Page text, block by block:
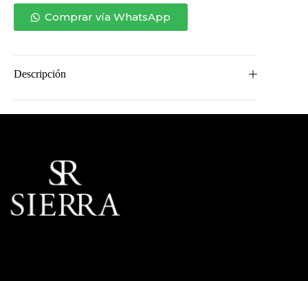
cantidadComprar vía WhatsApp
Descripción